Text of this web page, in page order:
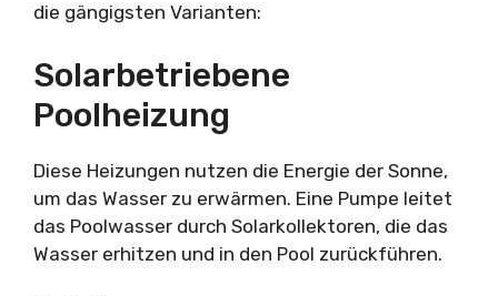
die gängigsten Varianten:
Solarbetriebene
Poolheizung
Diese Heizungen nutzen die Energie der Sonne,
um das Wasser zu erwärmen. Eine Pumpe leitet
das Poolwasser durch Solarkollektoren, die das
Wasser erhitzen und in den Pool zurückführen.